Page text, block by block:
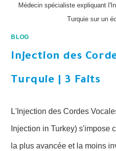
Médecin spécialiste expliquant
Turquie sur un
BLOG
Injection des
Turquie | 3 Faits
L'Injection des Cordes
Injection in Turkey) s'impose
la plus avancée et la moins